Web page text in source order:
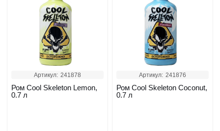
Артикул: 241878
Ром Cool Skeleton Lemon,
0.7 л
Артикул: 241876
Ром Cool Skeleton Coconut,
0.7 л